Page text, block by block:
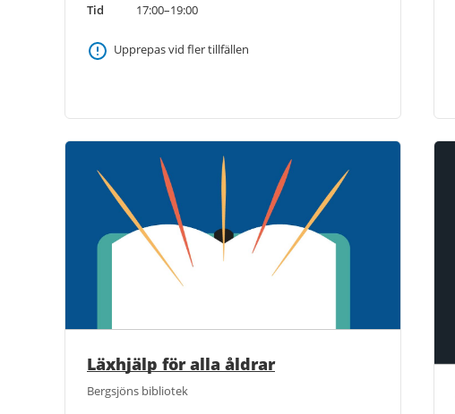
Tid
17:00–19:00
Upprepas vid fler tillfällen
Läxhjälp för alla åldrar
Bergsjöns bibliotek